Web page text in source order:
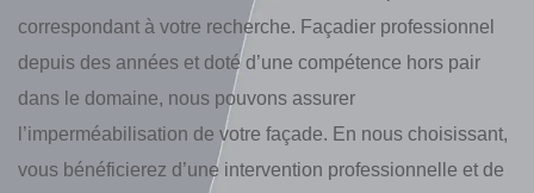
correspondant à votre recherche. Façadier professionnel
depuis des années et doté d’une compétence hors pair
dans le domaine, nous pouvons assurer
l’imperméabilisation de votre façade. En nous choisissant,
vous bénéficierez d’une intervention professionnelle et de